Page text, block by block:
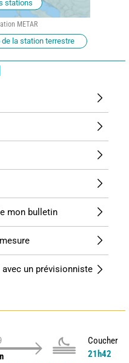
stations
METAR
la station terrestre
mon bulletin
un prévisionniste
Coucher
21h42